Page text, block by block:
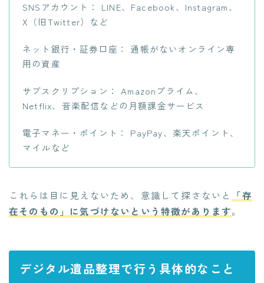
SNSアカウント： LINE、Facebook、Instagram、
X（旧Twitter）など
ネット銀行・証券口座： 通帳がないオンライン専
用の資産
サブスクリプション： Amazonプライム、
Netflix、音楽配信などの月額課金サービス
電子マネー・ポイント： PayPay、楽天ポイント、
マイルなど
これらは目に見えないため、意識して探さないと
「存
在そのもの」に気づけないという特徴があります。
デジタル遺品整理で行う具体的なこと